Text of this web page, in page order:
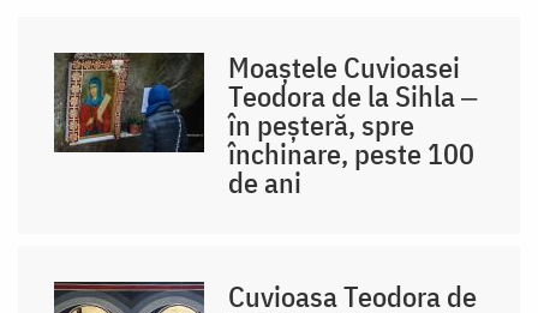
Moaștele Cuvioasei
Teodora de la Sihla ‒
în peșteră, spre
închinare, peste 100
de ani
Cuvioasa Teodora de